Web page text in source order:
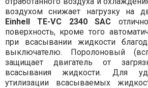
воздухом снижает нагрузку на
Einhell TE-VC 2340 SAC
поверхность, кроме того
при всасывании жидкости
выключателю. Поролоновый
защищает двигатель от
всасывания жидкости. Для
утилизации всасываемых